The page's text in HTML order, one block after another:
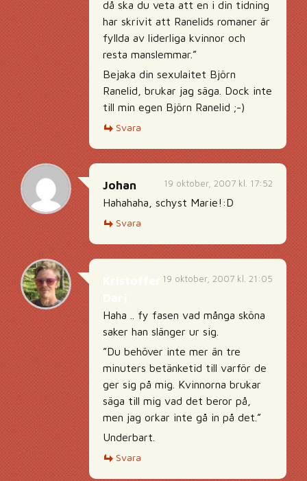
då ska du veta att en i din tidning
har skrivit att Ranelids romaner är
fyllda av liderliga kvinnor och
resta manslemmar.”
Bejaka din sexulaitet Björn
Ranelid, brukar jag säga. Dock inte
till min egen Björn Ranelid ;-)
Svara
19 oktober, 2007 kl. 17:52
Johan
Hahahaha, schyst Marie!:D
Svara
19 oktober, 2007 kl. 21:05
Haha .. fy fasen vad många sköna
saker han slänger ur sig.
”Du behöver inte mer än tre
minuters betänketid till varför de
ger sig på mig. Kvinnorna brukar
säga till mig vad det beror på,
men jag orkar inte gå in på det.”
Underbart.
Svara